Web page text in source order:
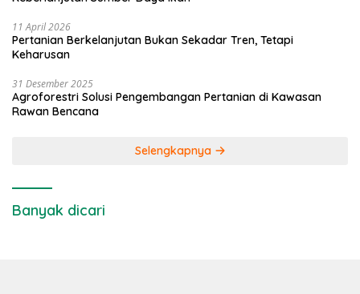
11 April 2026
Pertanian Berkelanjutan Bukan Sekadar Tren, Tetapi
Keharusan
31 Desember 2025
Agroforestri Solusi Pengembangan Pertanian di Kawasan
Rawan Bencana
Selengkapnya
Banyak dicari